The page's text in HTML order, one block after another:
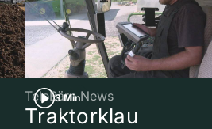
3 Min
TeleBärn News
Traktorklau